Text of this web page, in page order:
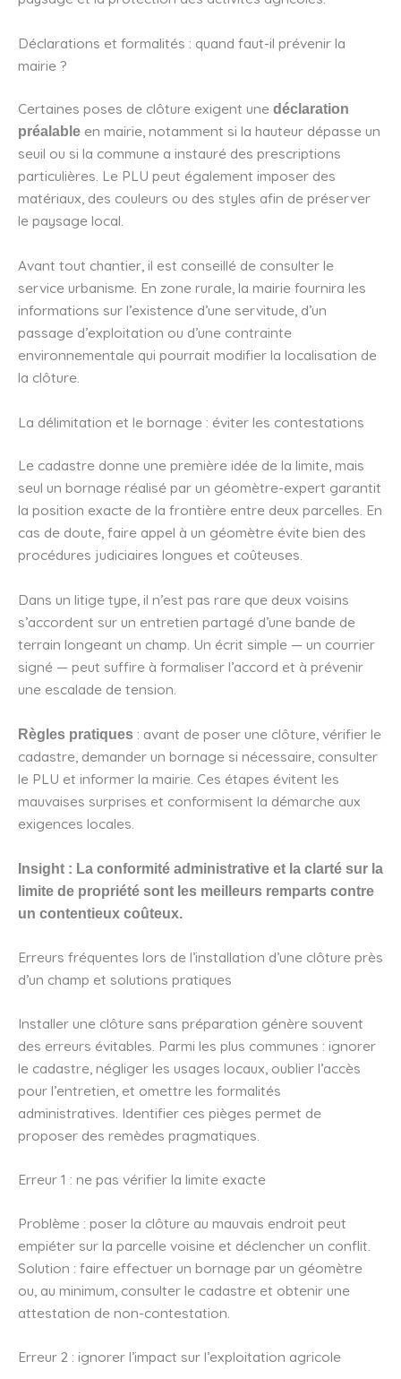
Déclarations et formalités : quand faut-il prévenir la
mairie ?
Certaines poses de clôture exigent une déclaration
préalable en mairie, notamment si la hauteur dépasse un
seuil ou si la commune a instauré des prescriptions
particulières. Le PLU peut également imposer des
matériaux, des couleurs ou des styles afin de préserver
le paysage local.
Avant tout chantier, il est conseillé de consulter le
service urbanisme. En zone rurale, la mairie fournira les
informations sur l’existence d’une servitude, d’un
passage d’exploitation ou d’une contrainte
environnementale qui pourrait modifier la localisation de
la clôture.
La délimitation et le bornage : éviter les contestations
Le cadastre donne une première idée de la limite, mais
seul un bornage réalisé par un géomètre-expert garantit
la position exacte de la frontière entre deux parcelles. En
cas de doute, faire appel à un géomètre évite bien des
procédures judiciaires longues et coûteuses.
Dans un litige type, il n’est pas rare que deux voisins
s’accordent sur un entretien partagé d’une bande de
terrain longeant un champ. Un écrit simple — un courrier
signé — peut suffire à formaliser l’accord et à prévenir
une escalade de tension.
Règles pratiques : avant de poser une clôture, vérifier le
cadastre, demander un bornage si nécessaire, consulter
le PLU et informer la mairie. Ces étapes évitent les
mauvaises surprises et conformisent la démarche aux
exigences locales.
Insight : La conformité administrative et la clarté sur la
limite de propriété sont les meilleurs remparts contre
un contentieux coûteux.
Erreurs fréquentes lors de l’installation d’une clôture près
d’un champ et solutions pratiques
Installer une clôture sans préparation génère souvent
des erreurs évitables. Parmi les plus communes : ignorer
le cadastre, négliger les usages locaux, oublier l’accès
pour l’entretien, et omettre les formalités
administratives. Identifier ces pièges permet de
proposer des remèdes pragmatiques.
Erreur 1 : ne pas vérifier la limite exacte
Problème : poser la clôture au mauvais endroit peut
empiéter sur la parcelle voisine et déclencher un conflit.
Solution : faire effectuer un bornage par un géomètre
ou, au minimum, consulter le cadastre et obtenir une
attestation de non-contestation.
Erreur 2 : ignorer l’impact sur l’exploitation agricole